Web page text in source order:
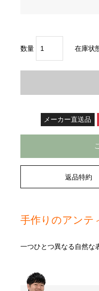
数量 在庫状
メーカー直送品
返品特約
手作りのアンテ
一つひとつ異なる自然な